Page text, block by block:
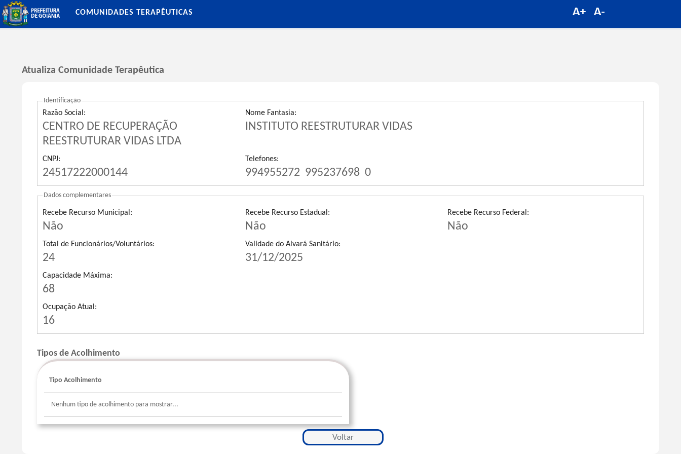
COMUNIDADES TERAPÊUTICAS
Atualiza Comunidade Terapêutica
Identificação
Razão Social:
CENTRO DE RECUPERAÇÃO
REESTRUTURAR VIDAS LTDA
Nome Fantasia:
INSTITUTO REESTRUTURAR VIDAS
CNPJ:
24517222000144
Telefones:
994955272 995237698 0
Dados complementares
Recebe Recurso Municipal:
Não
Recebe Recurso Estadual:
Não
Recebe Recurso Federal:
Não
Total de Funcionários/Voluntários:
24
Validade do Alvará Sanitário:
31/12/2025
Capacidade Máxima:
68
Ocupação Atual:
16
Tipos de Acolhimento
Tipo Acolhimento
column
by
Nenhum tipo de acolhimento para mostrar...